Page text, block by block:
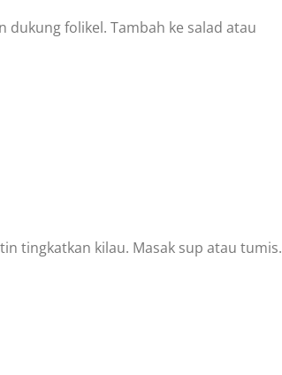
dukung folikel. Tambah ke salad atau
tingkatkan kilau. Masak sup atau tumis.